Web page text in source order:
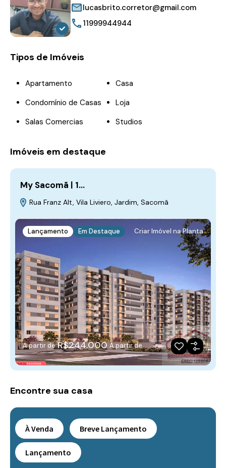
lucasbrito.corretor@gmail.com
11999944944
Tipos de Imóveis
Apartamento
Casa
Condomínio de Casas
Loja
Salas Comercias
Studios
Imóveis em destaque
My Sacomã | 1…
Rua Franz Alt, Vila Liviero, Jardim, Sacomã
Lançamento Em Destaque Criar Imóvel na Planta
A partir de R$244.000 A partir de
Encontre sua casa
À Venda Breve Lançamento
Lançamento